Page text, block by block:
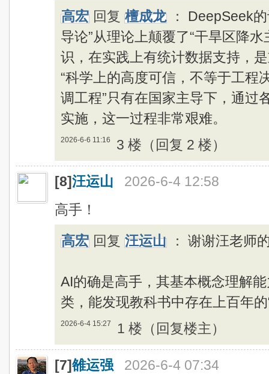
高宏 回复 檀成龙 ： DeepSeek
导论”从理论上颠覆了“干旱区降
识，在实践上有统计数据支持，
“科学上的高度可信，不等于工程
调工程”只有在国家主导下，通过
实施，这一过程非常艰难。
2026-6-6 11:16 3 楼（回复 2 楼）
[8]汪运山
2026-6-4 12:58
高手！
高宏 回复 汪运山 ： 谢谢汪老师
AI的确是高手，其基本概念理解
类，能发现教科书中存在上百年
2026-6-4 15:27 1 楼（回复楼主）
[7]雒运强
2026-6-4 07:34